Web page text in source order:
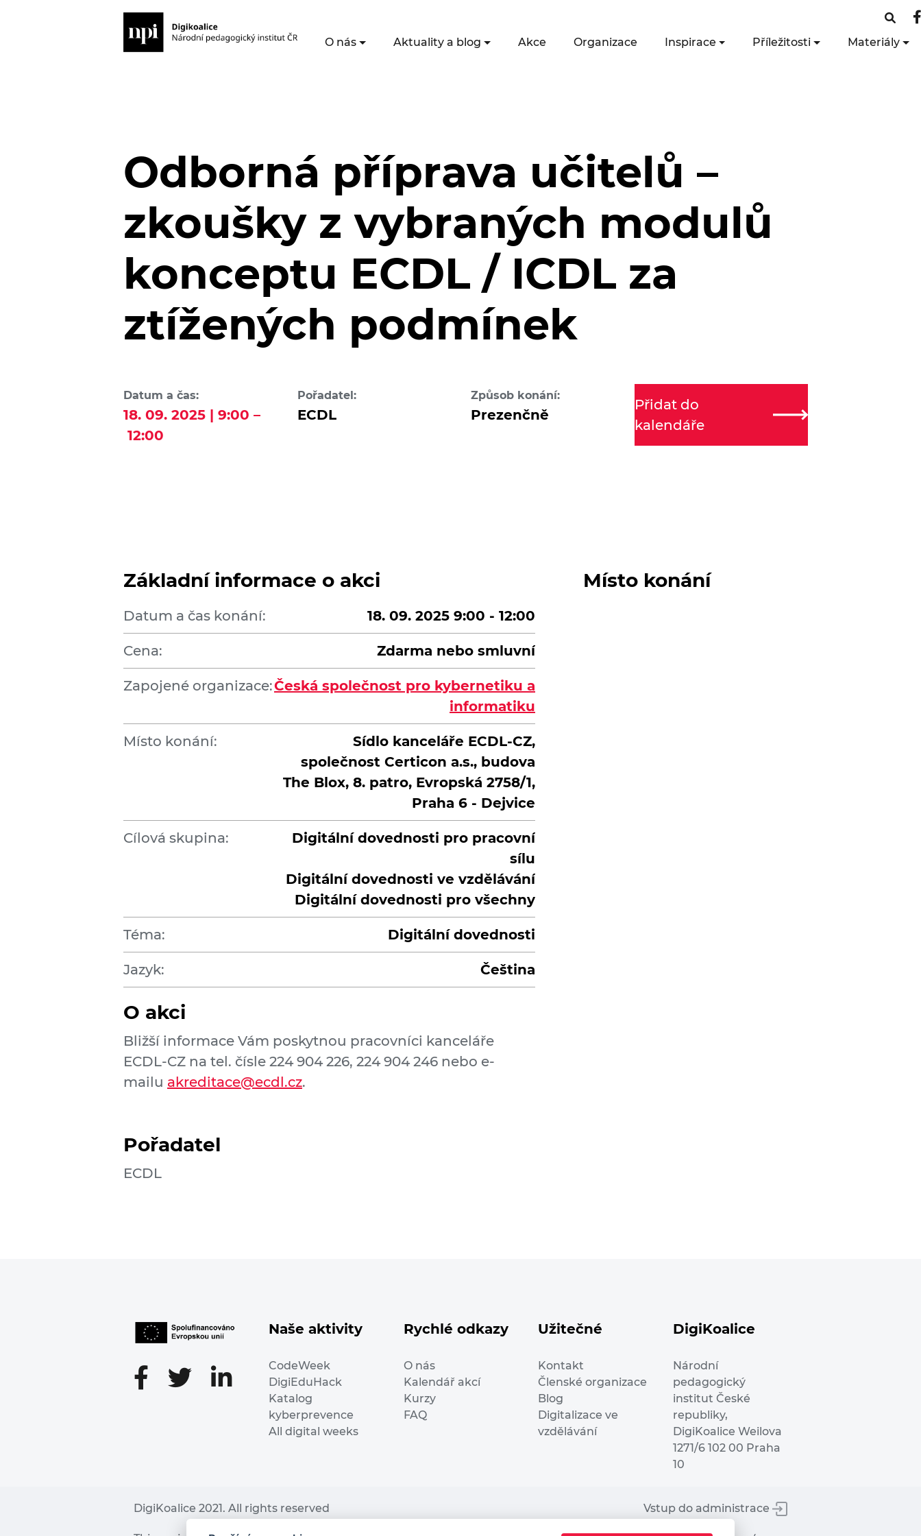
O nás Aktuality a blog Akce Organizace Inspirace Příležitosti Materiály
Odborná příprava učitelů –
zkoušky z vybraných modulů
konceptu ECDL / ICDL za
ztížených podmínek
Datum a čas:
18. 09. 2025 | 9:00 –
12:00
Pořadatel:
ECDL
Způsob konání:
Prezenčně
Přidat do
kalendáře
Základní informace o akci
Datum a čas konání: 18. 09. 2025 9:00 - 12:00
Cena: Zdarma nebo smluvní
Zapojené organizace:Česká společnost pro kybernetiku a
informatiku
Místo konání:
Sídlo kanceláře ECDL-CZ,
společnost Certicon a.s., budova
The Blox, 8. patro, Evropská 2758/1,
Praha 6 - Dejvice
Cílová skupina:
Digitální dovednosti pro pracovní
sílu
Digitální dovednosti ve vzdělávání
Digitální dovednosti pro všechny
Téma: Digitální dovednosti
Jazyk: Čeština
O akci
Bližší informace Vám poskytnou pracovníci kanceláře
ECDL-CZ na tel. čísle 224 904 226, 224 904 246 nebo e-
mailu akreditace@ecdl.cz.
Pořadatel
ECDL
Místo konání
Naše aktivity
CodeWeek
DigiEduHack
Katalog
kyberprevence
All digital weeks
Rychlé odkazy
O nás
Kalendář akcí
Kurzy
FAQ
Užitečné
Kontakt
Členské organizace
Blog
Digitalizace ve
vzdělávání
DigiKoalice
Národní
pedagogický
institut České
republiky,
DigiKoalice Weilova
1271/6 102 00 Praha
10
DigiKoalice 2021. All rights reserved Vstup do administrace